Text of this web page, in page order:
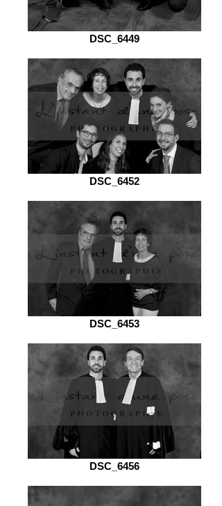
DSC_6449
DSC_6452
DSC_6453
DSC_6456